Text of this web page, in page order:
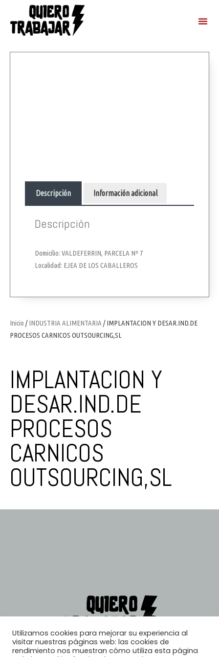
Inicio /INDUSTRIA ALIMENTARIA / IMPLANTACION Y DESAR.IND.DE
PROCESOS CARNICOS OUTSOURCING,SL
IMPLANTACION Y
DESAR.IND.DE
PROCESOS
CARNICOS
OUTSOURCING,SL
Descripción Información adicional
Descripción
Domicilio: VALDEFERRIN, PARCELA Nº 7
Localidad: EJEA DE LOS CABALLEROS
Utilizamos cookies para mejorar su experiencia al
visitar nuestras páginas web: las cookies de
rendimiento nos muestran cómo utiliza esta página